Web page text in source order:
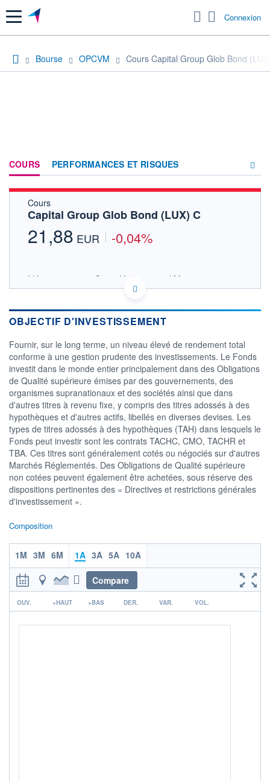
Menu Connexion
Bourse OPCVM Cours Capital Group Glob Bond
COURS PERFORMANCES ET RISQUES
Cours
Capital Group Glob Bond (LUX) C
21,88 EUR -0,04%
LU0115017534 - Capital International Management
Company Sàrl
Consulter le prospectus / DIC
04/12 07/04 05/08
21,0
22,0
22,5
CATÉGORIE MORNINGSTAR
Obligations International
FONDS PARTENAIRES
TARIFS PRIVILÉGIÉS 0%
ÉLIGIBILITÉ
PEA PEA-PME
ACTIF NET (EUR)
723M / 31.07.26
NOTATION MORNINGSTAR ⁽¹⁾
3/7
OBJECTIF D'INVESTISSEMENT
Fournir, sur le long terme, un niveau élevé de rendement total
conforme à une gestion prudente des investissements. Le Fonds
investit dans le monde entier principalement dans des Obligations
de Qualité supérieure émises par des gouvernements, des
organismes supranationaux et des sociétés ainsi que dans
d'autres titres à revenu fixe, y compris des titres adossés à des
hypothèques et d'autres actifs, libellés en diverses devises. Les
types de titres adossés à des hypothèques (TAH) dans lesquels le
Fonds peut investir sont les contrats TACHC, CMO, TACHR et
TBA. Ces titres sont généralement cotés ou négociés sur d'autres
Marchés Réglementés. Des Obligations de Qualité supérieure
non cotées peuvent également être achetées, sous réserve des
dispositions pertinentes des « Directives et restrictions générales
d'investissement ».
Composition
1M 3M 6M 1A 3A 5A 10A
Compare
r
OUV. +HAUT +BAS DER. VAR. VOL.